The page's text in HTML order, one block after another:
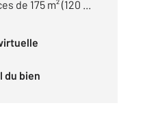
de 175 m² (120 ...
du bien